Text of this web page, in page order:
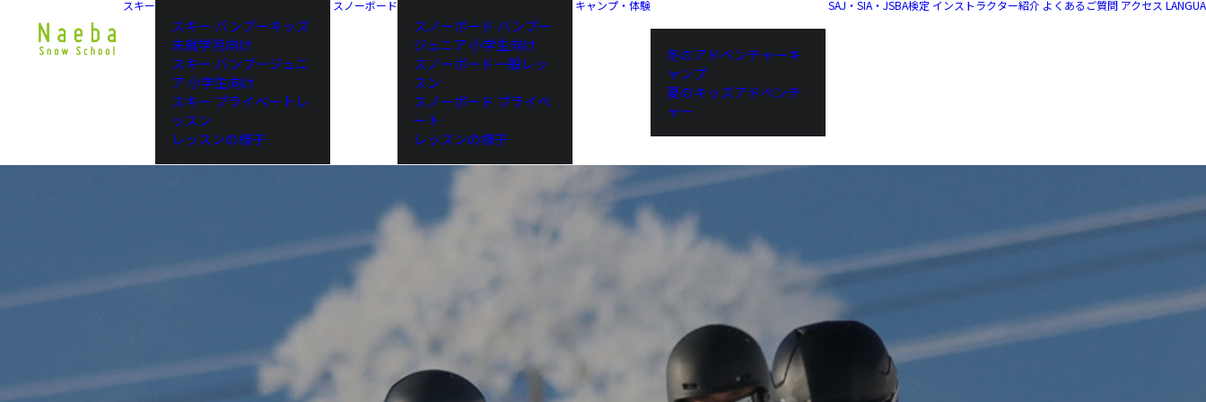
スキー
スキー バンブーキッズ
未就学児向け
スキー バンブージュニ
ア 小学生向け
スキー プライベートレ
ッスン
レッスンの様子
スノーボード
スノーボード バンブー
ジュニア 小学生向け
スノーボード一般レッ
スン
スノーボード プライベ
ート
レッスンの様子
キャンプ・体験
冬のアドベンチャーキ
ャンプ
夏のキッズアドベンチ
ャー
SAJ・SIA・JSBA検定 インストラクター紹介 よくあるご質問 アクセス